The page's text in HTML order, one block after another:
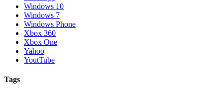
Windows 10
Windows 7
Windows Phone
Xbox 360
Xbox One
Yahoo
YoutTube
Tags